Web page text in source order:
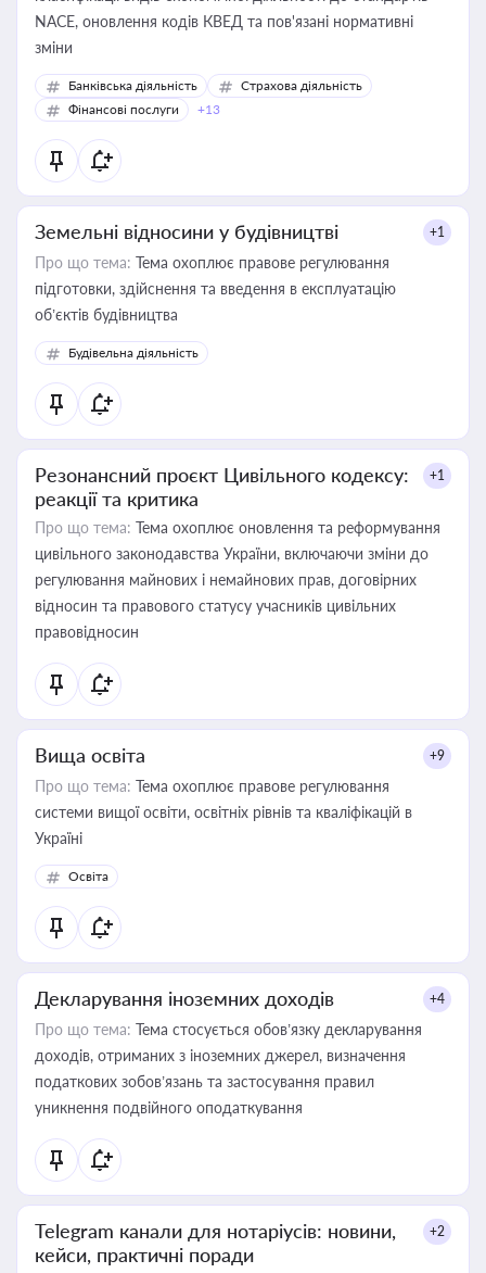
NACE, оновлення кодів КВЕД та пов'язані нормативні
зміни
Банківська діяльність
Страхова діяльність
Фінансові послуги
+13
Земельні відносини у будівництві +1
Про що тема: Тема охоплює правове регулювання
підготовки, здійснення та введення в експлуатацію
об’єктів будівництва
Будівельна діяльність
Резонансний проєкт Цивільного кодексу:
реакції та критика
+1
Про що тема: Тема охоплює оновлення та реформування
цивільного законодавства України, включаючи зміни до
регулювання майнових і немайнових прав, договірних
відносин та правового статусу учасників цивільних
правовідносин
Вища освіта +9
Про що тема: Тема охоплює правове регулювання
системи вищої освіти, освітніх рівнів та кваліфікацій в
Україні
Освіта
Декларування іноземних доходів +4
Про що тема: Тема стосується обов’язку декларування
доходів, отриманих з іноземних джерел, визначення
податкових зобов’язань та застосування правил
уникнення подвійного оподаткування
Telegram канали для нотаріусів: новини,
кейси, практичні поради
+2